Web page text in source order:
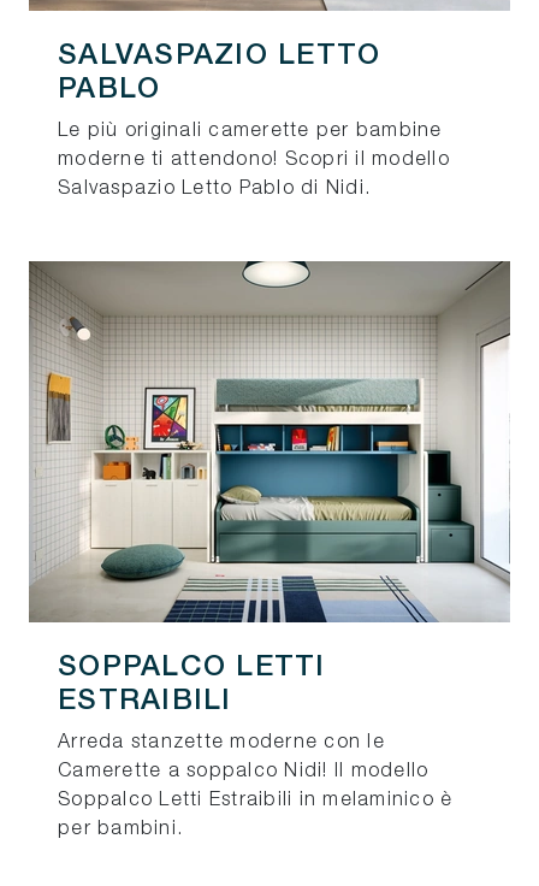
SALVASPAZIO LETTO
PABLO
Le più originali camerette per bambine
moderne ti attendono! Scopri il modello
Salvaspazio Letto Pablo di Nidi.
SOPPALCO LETTI
ESTRAIBILI
Arreda stanzette moderne con le
Camerette a soppalco Nidi! Il modello
Soppalco Letti Estraibili in melaminico è
per bambini.